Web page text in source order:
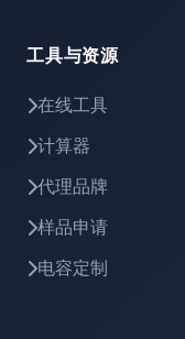
工具与资源
在线工具
计算器
代理品牌
样品申请
电容定制